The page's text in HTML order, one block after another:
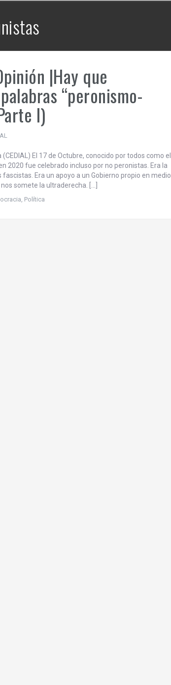
| Brasil en alerta y la hegemonía
continental de EE.UU..
|Hay que
“peronismo-
I)
El 17 de Octubre, conocido por todos como el
2020 fue celebrado incluso por no peronistas. Era la
Era un apoyo a un Gobierno propio en medio
somete la ultraderecha. […]
, Política